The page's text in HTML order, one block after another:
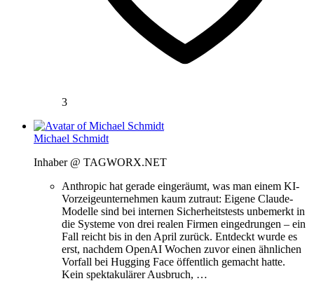
3
Michael Schmidt
Inhaber @ TAGWORX.NET
Anthropic hat gerade eingeräumt, was man einem KI-
Vorzeigeunternehmen kaum zutraut: Eigene Claude-
Modelle sind bei internen Sicherheitstests unbemerkt in
die Systeme von drei realen Firmen eingedrungen – ein
Fall reicht bis in den April zurück. Entdeckt wurde es
erst, nachdem OpenAI Wochen zuvor einen ähnlichen
Vorfall bei Hugging Face öffentlich gemacht hatte.
Kein spektakulärer Ausbruch, …